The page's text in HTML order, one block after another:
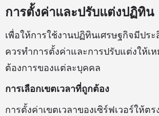
การตั้งค่าและปรับแต่งปฏิทิน
เพื่อให้การใช้งานปฏิทินเศรษฐกิจมีปร
ควรทำการตั้งค่าและการปรับแต่งให้เ
ต้องการของแต่ละบุคคล
การเลือกเขตเวลาที่ถูกต้อง
การตั้งค่าเขตเวลาของเซิร์ฟเวอร์ให้ตร